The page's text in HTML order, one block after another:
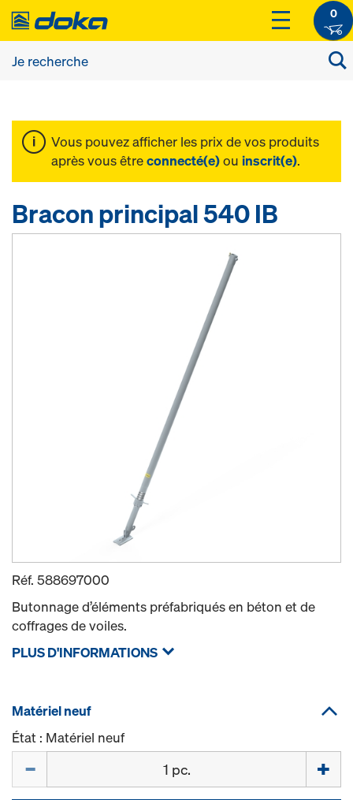
0
Vous pouvez afficher les prix de vos produits
après vous êtreconnecté(e)ou inscrit(e).
Bracon principal 540 IB
Réf. 588697000
Butonnage d’éléments préfabriqués en béton et de
coffrages de voiles.
PLUS D'INFORMATIONS
Matériel neuf
État : Matériel neuf